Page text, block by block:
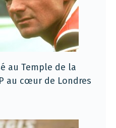
au Temple de la
au cœur de Londres